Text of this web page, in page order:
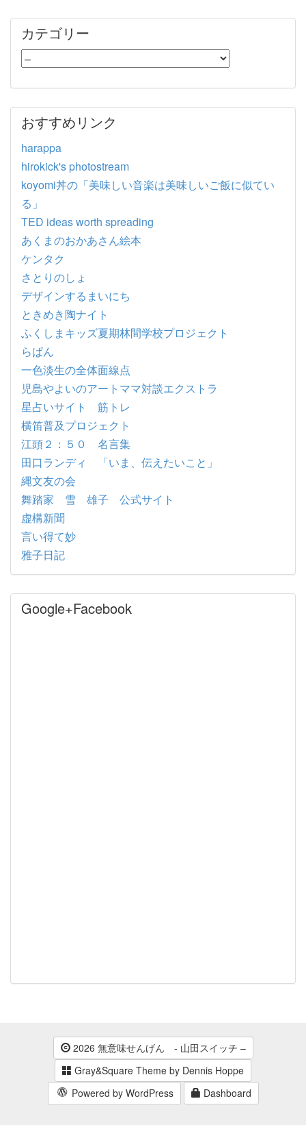
カテゴリー
おすすめリンク
harappa
hirokick's photostream
koyomi丼の「美味しい音楽は美味しいご飯に似てい
る」
TED ideas worth spreading
あくまのおかあさん絵本
ケンタク
さとりのしょ
デザインするまいにち
ときめき陶ナイト
ふくしまキッズ夏期林間学校プロジェクト
らぱん
一色淡生の全体面線点
児島やよいのアートママ対談エクストラ
星占いサイト 筋トレ
横笛普及プロジェクト
江頭２：５０ 名言集
田口ランディ 「いま、伝えたいこと」
縄文友の会
舞踏家 雪 雄子 公式サイト
虚構新聞
言い得て妙
雅子日記
Google+Facebook
2026 無意味せんげん - 山田スイッチ –
Gray&Square Theme by Dennis Hoppe
Powered by WordPress
Dashboard